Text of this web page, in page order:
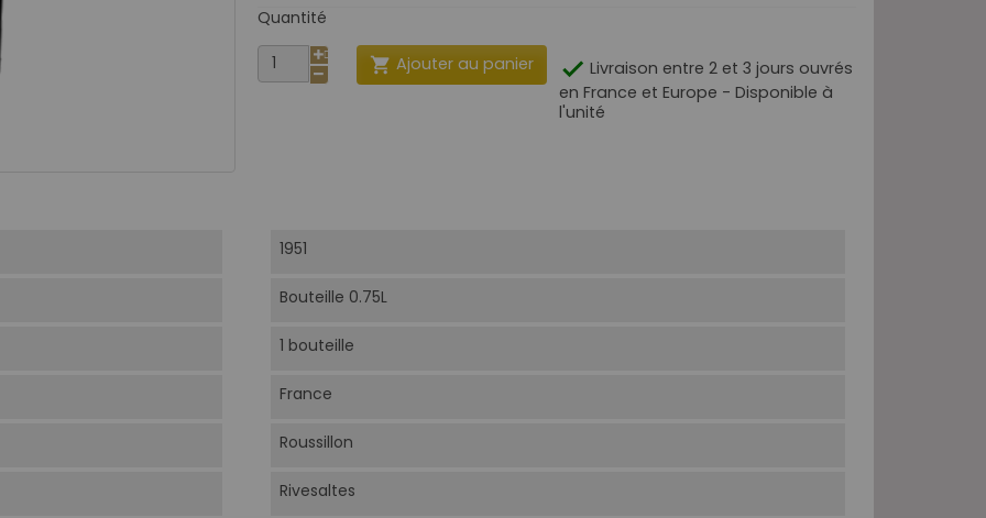
Quantité
 Ajouter au panier  Livraison entre 2 et 3 jours ouvrés
en France et Europe - Disponible à
l'unité
1951
Bouteille 0.75L
1 bouteille
France
Roussillon
Rivesaltes